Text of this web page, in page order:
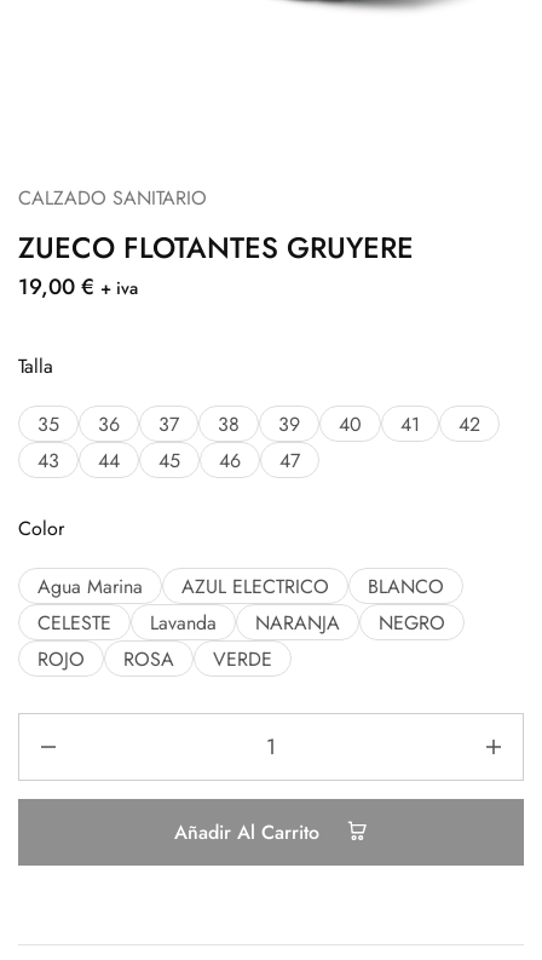
CALZADO SANITARIO
ZUECO FLOTANTES GRUYERE
19,00€ + iva
Talla
35 36 37 38 39 40 41
42
43
44 45 46 47
Color
Agua Marina AZUL ELECTRICO
BLANCO
CELESTE
Lavanda NARANJA
NEGRO
ROJO
ROSA VERDE
Añadir Al Carrito